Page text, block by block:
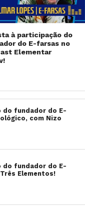
à participação do
do E-farsas no
Elementar
fundador do E-
com Nizo
fundador do E-
Elementos!